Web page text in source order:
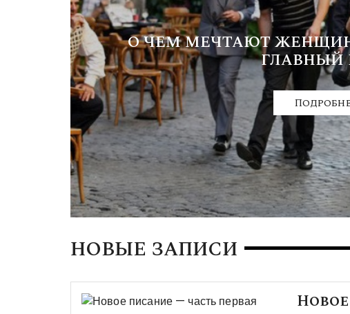
О ЧЕМ МЕЧТАЮТ
ГЛАВНЫЙ
НОВЫЕ ЗАПИСИ